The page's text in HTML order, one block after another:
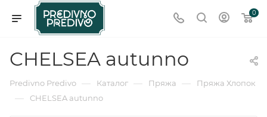
0
CHELSEA autunno
Predivno Predivo — Каталог — Пряжа — Пряжа Хлопок
— CHELSEA autunno